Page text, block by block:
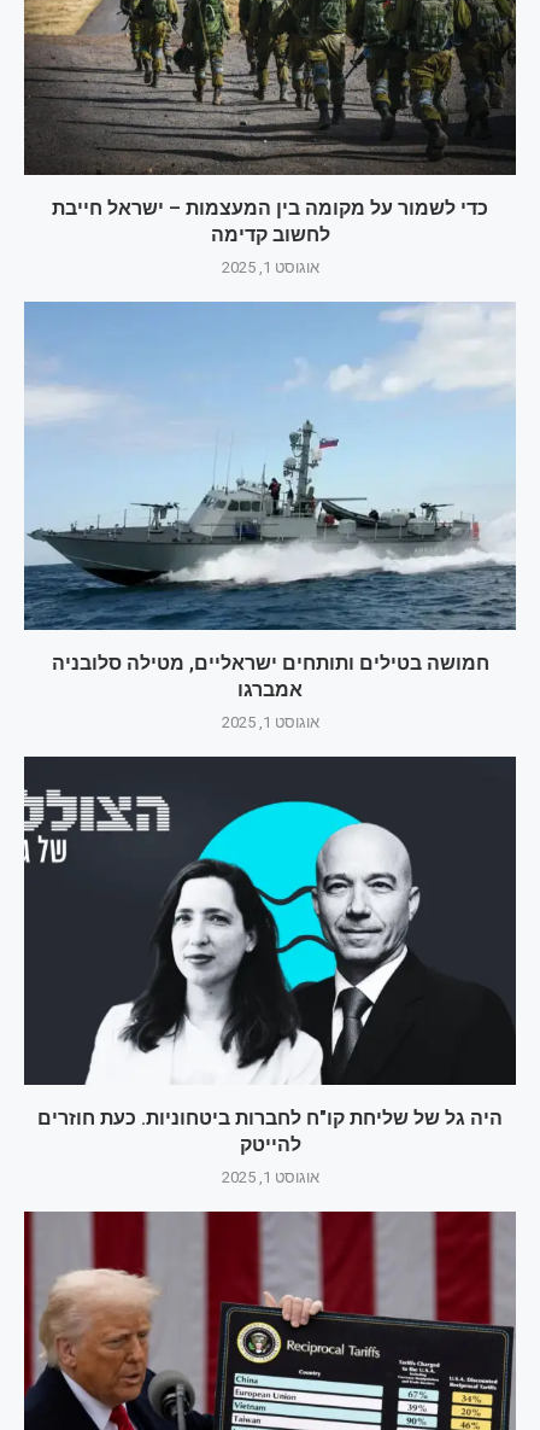
כדי לשמור על מקומה בין המעצמות – ישראל חייבת
לחשוב קדימה
אוגוסט 1, 2025
חמושה בטילים ותותחים ישראליים, מטילה סלובניה
אמברגו
אוגוסט 1, 2025
היה גל של שליחת קו"ח לחברות ביטחוניות. כעת חוזרים
להייטק
אוגוסט 1, 2025